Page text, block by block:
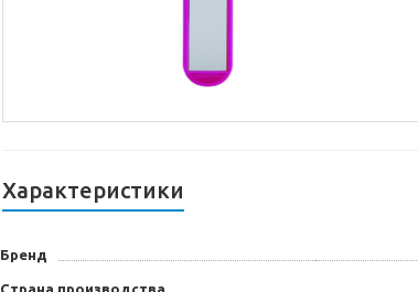
Характеристики
Бренд
Страна производства